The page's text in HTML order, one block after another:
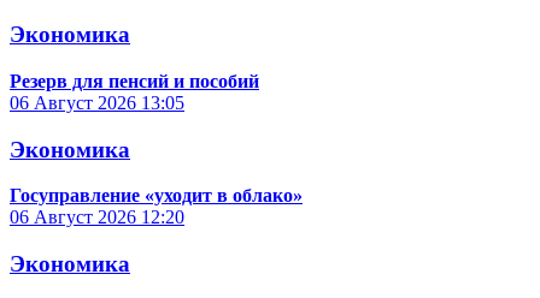
Экономика
Резерв для пенсий и пособий
06 Август 2026 13:05
Экономика
Госуправление «уходит в облако»
06 Август 2026 12:20
Экономика